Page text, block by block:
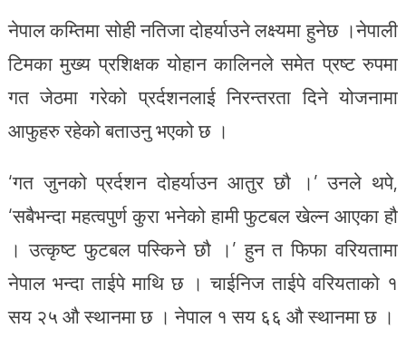
नेपाल कम्तिमा सोही नतिजा दोहर्याउने लक्ष्यमा हुनेछ ।नेपाली
टिमका मुख्य प्रशिक्षक योहान कालिनले समेत प्रष्ट रुपमा
गत जेठमा गरेको प्रर्दशनलाई निरन्तरता दिने योजनामा
आफुहरु रहेको बताउनु भएको छ ।
‘गत जुनको प्रर्दशन दोहर्याउन आतुर छौ ।’ उनले थपे,
‘सबैभन्दा महत्वपुर्ण कुरा भनेको हामी फुटबल खेल्न आएका हौ
। उत्कृष्ट फुटबल पस्किने छौ ।’ हुन त फिफा वरियतामा
नेपाल भन्दा ताईपे माथि छ । चाईनिज ताईपे वरियताको १
सय २५ औ स्थानमा छ । नेपाल १ सय ६६ औ स्थानमा छ ।